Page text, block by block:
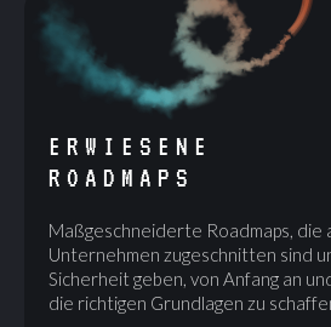
ERWIESENE
ROADMAPS
Maßgeschneiderte Roadmaps, die
Unternehmen zugeschnitten sind
Sicherheit geben, von Anfang an
die richtigen Grundlagen zu